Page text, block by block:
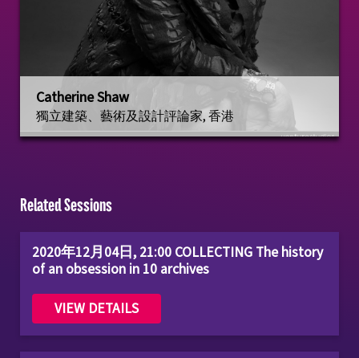
Catherine Shaw
獨立建築、藝術及設計評論家, 香港
Related Sessions
2020年12月04日, 21:00 COLLECTING The history
of an obsession in 10 archives
VIEW DETAILS